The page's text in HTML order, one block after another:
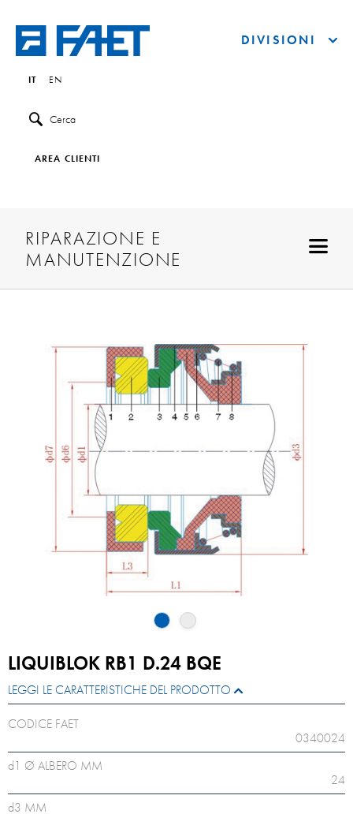
IT EN
Cerca
AREA CLIENTI
DIVISIONI
RIPARAZIONE E
MANUTENZIONE
LIQUIBLOK RB1 D.24 BQE
LEGGI LE CARATTERISTICHE DEL PRODOTTO
CODICE FAET
0340024
d1 Ø ALBERO MM
24
d3 MM